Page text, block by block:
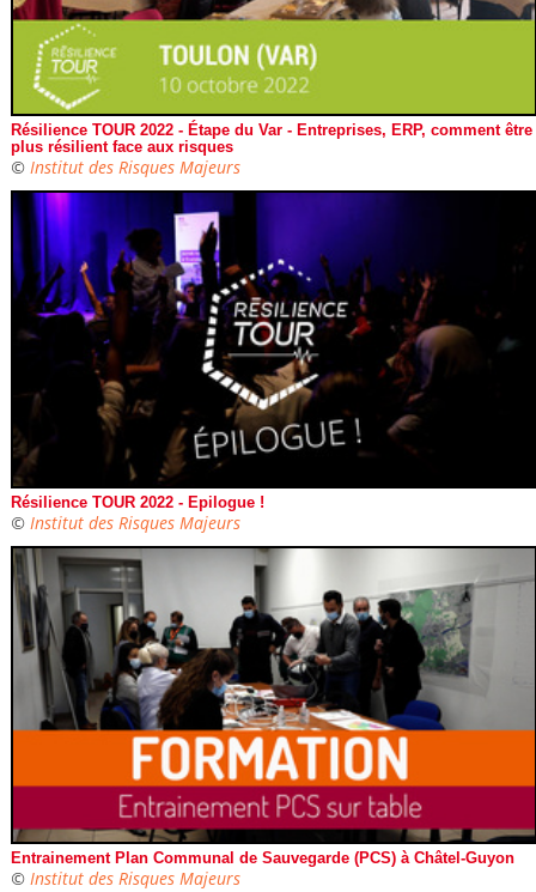
Résilience TOUR 2022 - Étape du Var - Entreprises, ERP, comment être
plus résilient face aux risques
© Institut des Risques Majeurs
Résilience TOUR 2022 - Epilogue !
© Institut des Risques Majeurs
Entrainement Plan Communal de Sauvegarde (PCS) à Châtel-Guyon
© Institut des Risques Majeurs